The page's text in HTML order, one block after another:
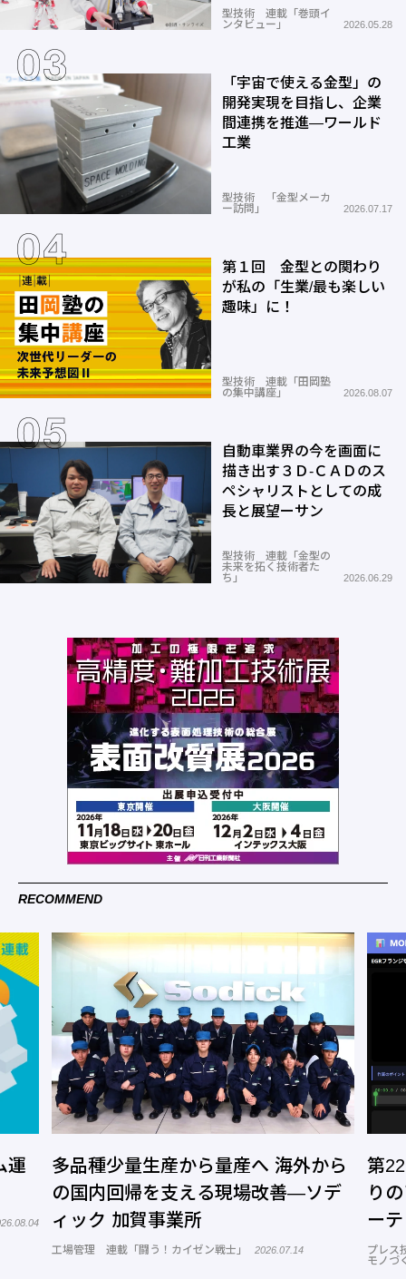
型技術 連載「巻頭イ
ンタビュー」
2026.05.28
「宇宙で使える金型」の
開発実現を目指し、企業
間連携を推進―ワールド
工業
型技術 「金型メーカ
ー訪問」
2026.07.17
第１回 金型との関わり
が私の「生業/最も楽しい
趣味」に！
型技術 連載「田岡塾
の集中講座」
2026.08.07
自動車業界の今を画面に
描き出す３Ｄ-ＣＡＤのス
ペシャリストとしての成
長と展望ーサン
型技術 連載「金型の
未来を拓く技術者た
ち」
2026.06.29
RECOMMEND
運
多品種少量生産から量産へ 海外から
の国内回帰を支える現場改善―ソデ
ィック 加賀事業所
工場管理 連載「闘う！カイゼン戦士」 2026.07.14
第
り
ー
プレス
モノづ